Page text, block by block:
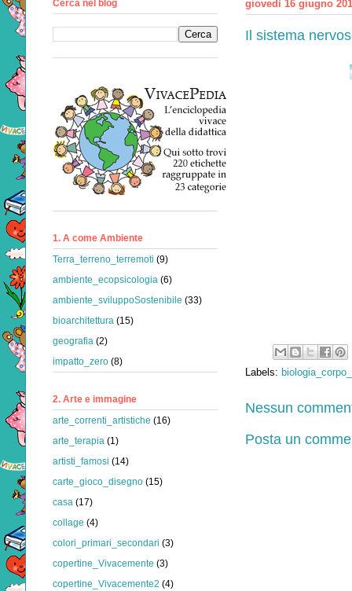
giovedì 16 giugno
Il sistema
Labels:
Nessun
Posta un
Cerca nel blog
1. A come Ambiente
Terra_terreno_terremoti (9)
ambiente_ecopsicologia (6)
ambiente_sviluppoSostenibile (33)
bioarchitettura (15)
geografia (2)
impatto_zero (8)
2. Arte e immagine
arte_correnti_artistiche (16)
arte_terapia (1)
artisti_famosi (14)
carte_gioco_disegno (15)
casa (17)
collage (4)
colori_primari_secondari (3)
copertine_Vivacemente (3)
copertine_Vivacemente2 (4)